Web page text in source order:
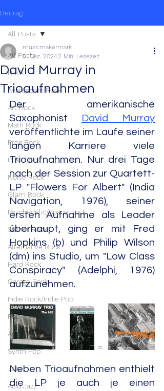
Beitrag
All Posts
Rock
Avantgarde Rock
Art Rock
Math Rock
Prog Rock
Post Rock
Noise Rock
Glam Rock
Psychedelic/Space Rock
Stoner Rock
Alternative Rock
Hard Rock
Garage Rock
Indie Rock/Indie Pop
Pop
Avant Pop
Synth Pop
Jazz
Acid Jazz
All Posts
David Murray in
Trioaufnahmen
musicmakermark
5. Dez. 20242 Min. Lesezeit
Der amerikanische
Saxophonist
David Murray
veröffentlichte im Laufe seiner
langen Karriere viele
Trioaufnahmen. Nur drei Tage
nach der Session zur Quartett-
LP "Flowers For Albert" (India
Navigation, 1976), seiner
ersten Aufnahme als Leader
überhaupt, ging er mit Fred
Hopkins (b) und Philip Wilson
(dm) ins Studio, um "Low Class
Conspiracy" (Adelphi, 1976)
aufzunehmen.
Neben Trioaufnahmen enthielt
die LP je auch je einen